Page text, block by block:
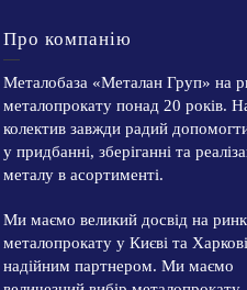
Про компанію
Металобаза «Металан Груп» на
металопрокату понад 20 років.
колектив завжди радий
у придбанні, зберіганні та
металу в асортименті.
Ми маємо великий досвід на
металопрокату у Києві та Харкові
надійним партнером. Ми маємо